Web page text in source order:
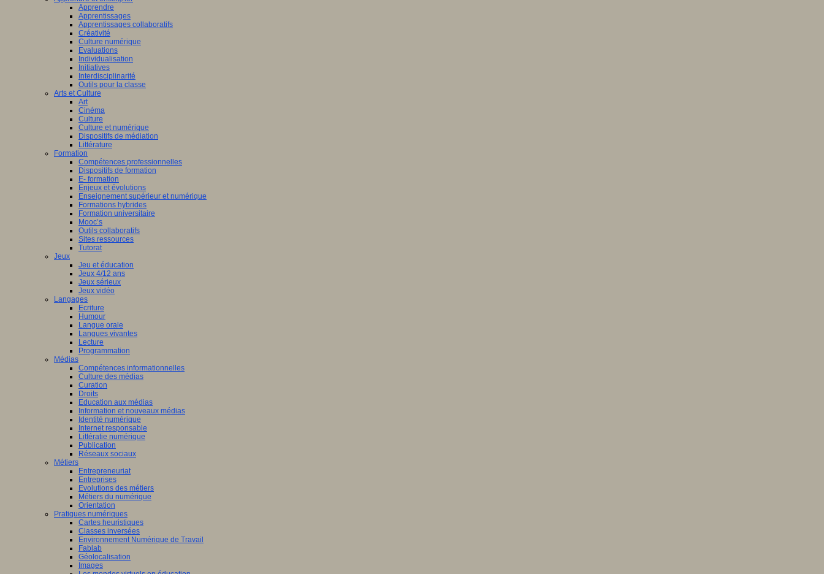
Apprendre
Apprentissages
Apprentissages collaboratifs
Créativité
Culture numérique
Evaluations
Individualisation
Initiatives
Interdisciplinarité
Outils pour la classe
Arts et Culture
Art
Cinéma
Culture
Culture et numérique
Dispositifs de médiation
Littérature
Formation
Compétences professionnelles
Dispositifs de formation
E- formation
Enjeux et évolutions
Enseignement supérieur et numérique
Formations hybrides
Formation universitaire
Mooc’s
Outils collaboratifs
Sites ressources
Tutorat
Jeux
Jeu et éducation
Jeux 4/12 ans
Jeux sérieux
Jeux vidéo
Langages
Ecriture
Humour
Langue orale
Langues vivantes
Lecture
Programmation
Médias
Compétences informationnelles
Culture des médias
Curation
Droits
Education aux médias
Information et nouveaux médias
Identité numérique
Internet responsable
Littératie numérique
Publication
Réseaux sociaux
Métiers
Entrepreneuriat
Entreprises
Evolutions des métiers
Métiers du numérique
Orientation
Pratiques numériques
Cartes heuristiques
Classes inversées
Environnement Numérique de Travail
Fablab
Géolocalisation
Images